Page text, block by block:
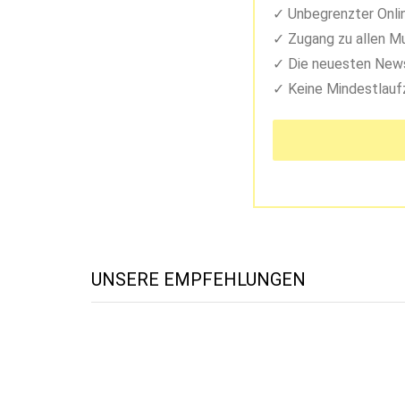
Unbegrenzter
Zugang zu allen
Die neuesten
Keine
UNSERE EMPFEHLUNGEN